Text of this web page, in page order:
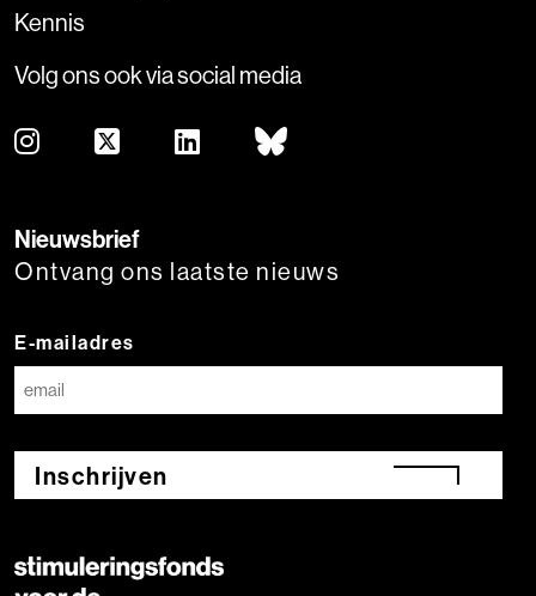
Kennis
Volg ons ook via social media
Nieuwsbrief
Ontvang ons laatste nieuws
E-mailadres
Inschrijven